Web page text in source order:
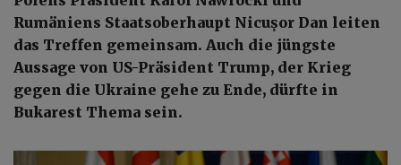
Rumäniens Staatsoberhaupt Nicușor Dan leiten
das Treffen gemeinsam. Auch die jüngste
Aussage von US-Präsident Trump, der Krieg
gegen die Ukraine gehe zu Ende, dürfte in
Bukarest Thema sein.